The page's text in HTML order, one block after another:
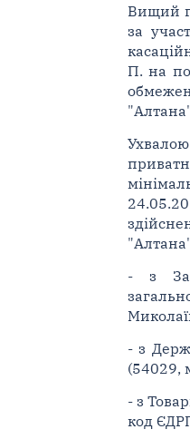
Вищий
за
П. на
Ухвалою
- з
- з
(54029,
- з
код